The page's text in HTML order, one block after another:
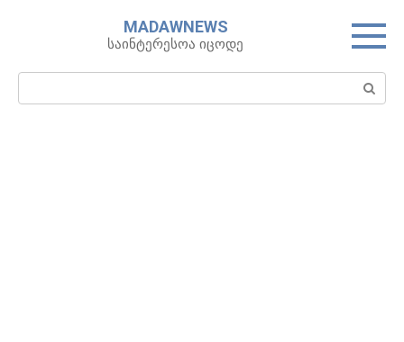
MADAWNEWS
საინტერესოა იცოდე
Search: